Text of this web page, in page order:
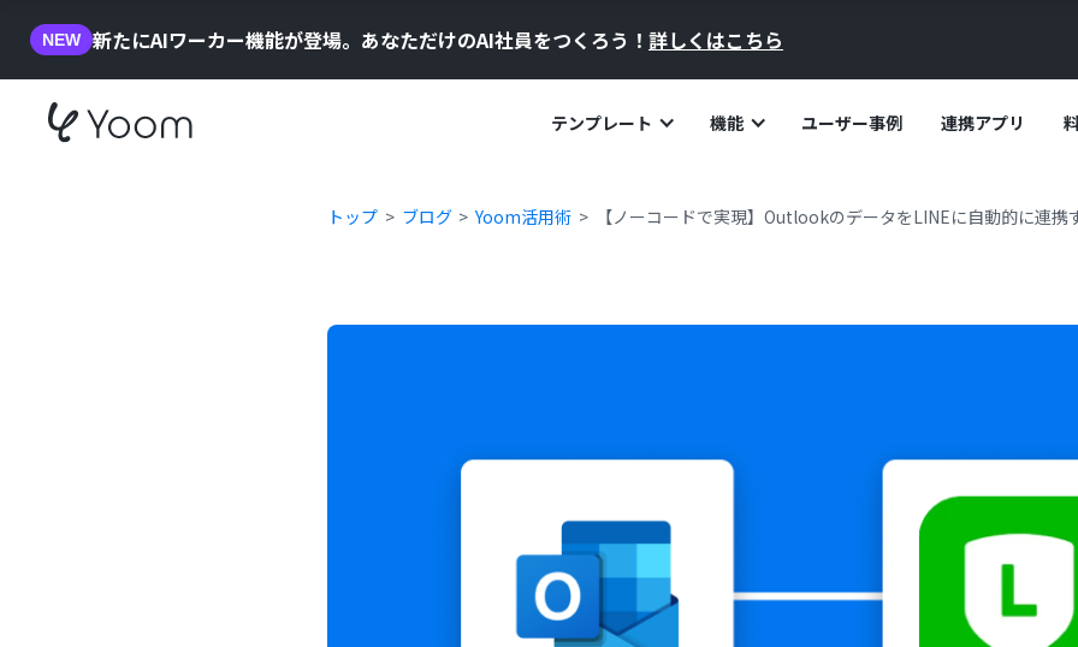
NEW 新たにAIワーカー機能が登場。あなただけのAI社員をつくろう！ 詳しくはこちら
テンプレート 機能 ユーザー事例 連携アプリ
トップ ブログ Yoom活用術 【ノーコードで実現】OutlookのデータをLINEに自動的に連携